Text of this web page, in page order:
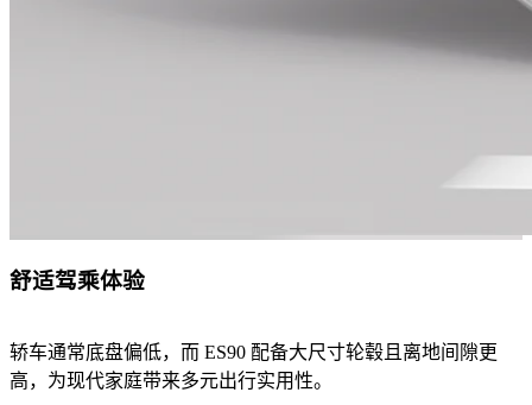
舒适驾乘体验
轿车通常底盘偏低，而 ES90 配备大尺寸轮毂且离地间隙更
高，为现代家庭带来多元出行实用性。